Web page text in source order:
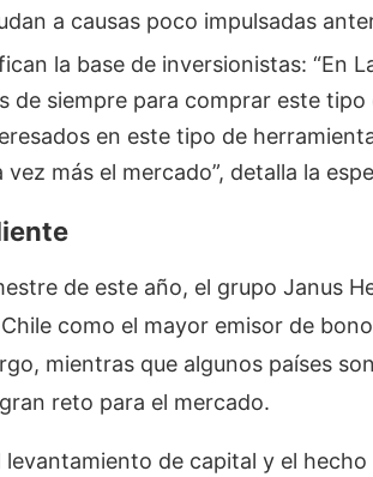
a causas poco impulsadas
la base de inversionistas: “En
de siempre para comprar este
en este tipo de
más el mercado”, detalla la
de este año, el grupo Janus
como el mayor emisor de
mientras que algunos países
reto para el mercado.
levantamiento de capital y el